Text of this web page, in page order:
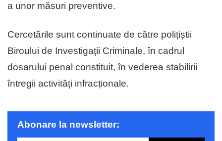
a unor măsuri preventive.
Cercetările sunt continuate de către polițiștii
Biroului de Investigații Criminale, în cadrul
dosarului penal constituit, în vederea stabilirii
întregii activități infracționale.
Abonare la newsletter: